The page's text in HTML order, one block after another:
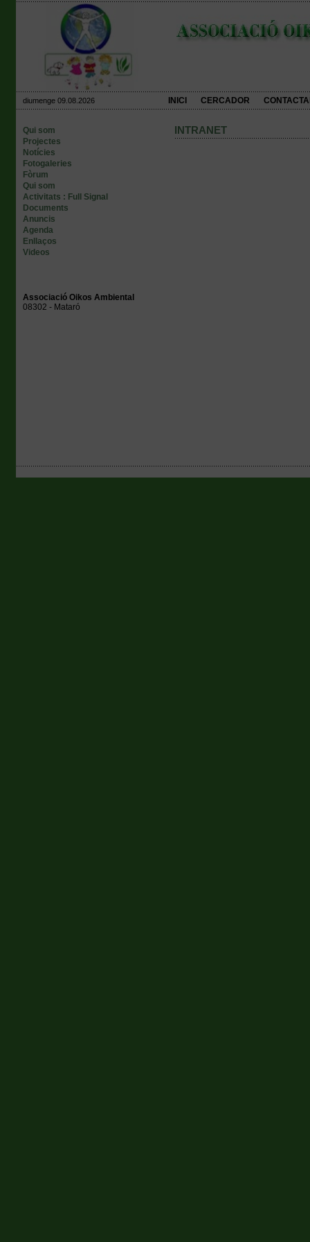
diumenge 09.08.2026 INICI CERCADOR
Qui som
Projectes
Notícies
Fotogaleries
Fòrum
Qui som
Activitats : Full Signal
Documents
Anuncis
Agenda
Enllaços
Videos
Associació Oikos Ambiental
08302 - Mataró
INTRANET